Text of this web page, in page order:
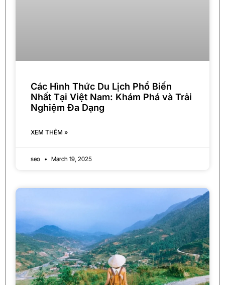
Các Hình Thức Du Lịch Phổ Biến
Nhất Tại Việt Nam: Khám Phá và Trải
Nghiệm Đa Dạng
XEM THÊM »
seo March 19, 2025